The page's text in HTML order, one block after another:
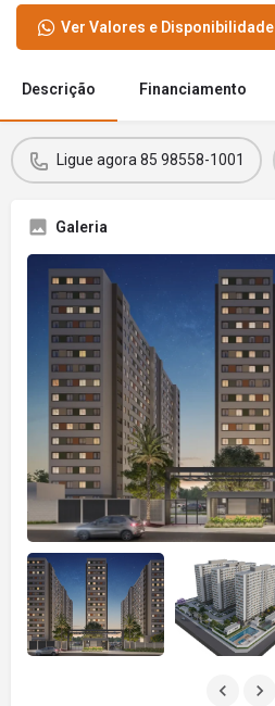
Ver Valores e Disponibilidade
Descrição Financiamento
Ligue agora 85 98558-1001
Galeria